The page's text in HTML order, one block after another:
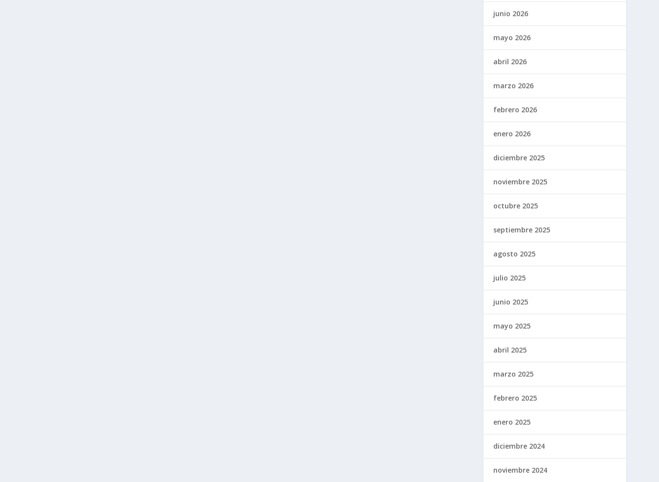
junio 2026
mayo 2026
abril 2026
marzo 2026
febrero 2026
enero 2026
diciembre 2025
noviembre 2025
octubre 2025
septiembre 2025
agosto 2025
julio 2025
junio 2025
mayo 2025
abril 2025
marzo 2025
febrero 2025
enero 2025
diciembre 2024
noviembre 2024